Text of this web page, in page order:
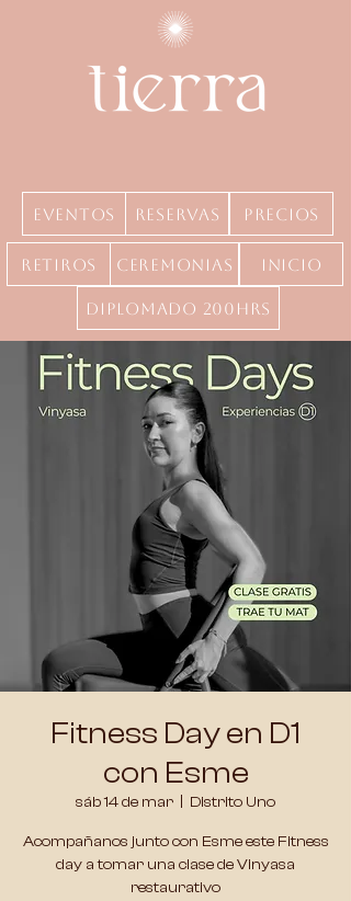
Reservas
Eventos precios
Ceremonias
Retiros inicio
Diplomado 200hrs
Fitness Day en D1
con Esme
sáb 14 de mar Distrito Uno
Acompañanos junto con Esme este Fitness
day a tomar una clase de Vinyasa
restaurativo